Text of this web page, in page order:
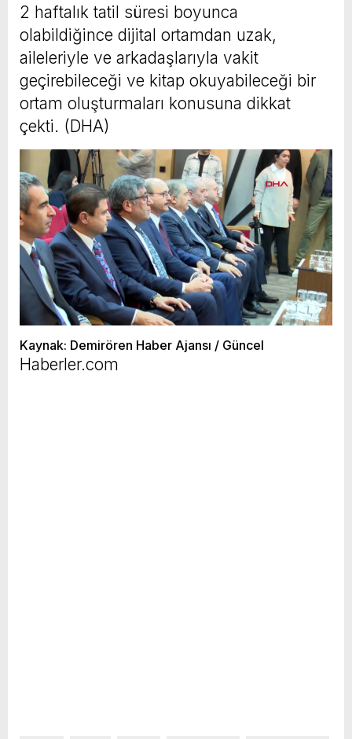
2 haftalık tatil süresi boyunca
olabildiğince dijital ortamdan uzak,
aileleriyle ve arkadaşlarıyla vakit
geçirebileceği ve kitap okuyabileceği bir
ortam oluşturmaları konusuna dikkat
çekti. (DHA)
Kaynak: Demirören Haber Ajansı / Güncel
Haberler.com